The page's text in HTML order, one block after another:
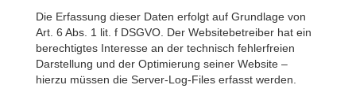
Die Erfassung dieser Daten erfolgt auf Grundlage von
Art. 6 Abs. 1 lit. f DSGVO. Der Websitebetreiber hat ein
berechtigtes Interesse an der technisch fehlerfreien
Darstellung und der Optimierung seiner Website –
hierzu müssen die Server-Log-Files erfasst werden.